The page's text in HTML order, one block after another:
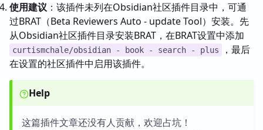
使用建议 ：该插件未列在Obsidian社区插件目录中，可通
过BRAT（Beta Reviewers Auto - update Tool）安装。先
从Obsidian社区插件目录安装BRAT，在BRAT设置中添加
curtismchale/obsidian - book - search - plus
，最后
在设置的社区插件中启用该插件。
Help
这篇插件文章还没有人贡献，欢迎占坑！